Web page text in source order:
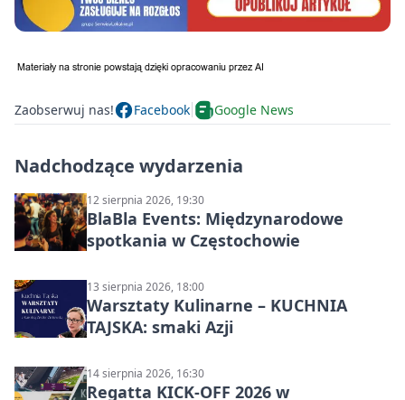
Zaobserwuj nas! Facebook Google News
Nadchodzące wydarzenia
12 sierpnia 2026, 19:30
BlaBla Events: Międzynarodowe
spotkania w Częstochowie
13 sierpnia 2026, 18:00
Warsztaty Kulinarne – KUCHNIA
TAJSKA: smaki Azji
14 sierpnia 2026, 16:30
Regatta KICK-OFF 2026 w